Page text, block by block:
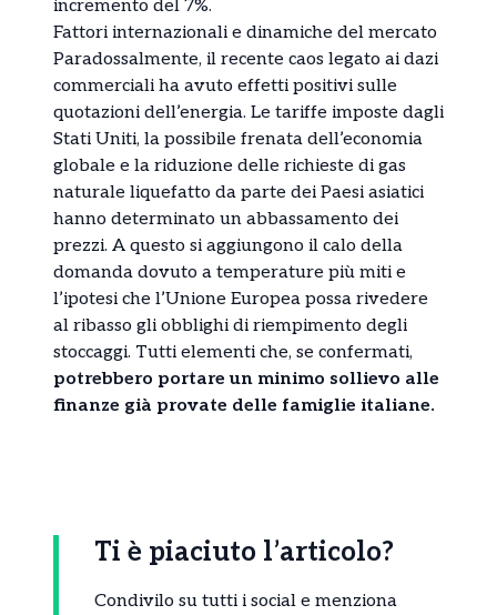
incremento del 7%.
Fattori internazionali e dinamiche del mercato
Paradossalmente, il recente caos legato ai dazi
commerciali ha avuto effetti positivi sulle
quotazioni dell’energia. Le tariffe imposte dagli
Stati Uniti, la possibile frenata dell’economia
globale e la riduzione delle richieste di gas
naturale liquefatto da parte dei Paesi asiatici
hanno determinato un abbassamento dei
prezzi. A questo si aggiungono il calo della
domanda dovuto a temperature più miti e
l’ipotesi che l’Unione Europea possa rivedere
al ribasso gli obblighi di riempimento degli
stoccaggi. Tutti elementi che, se confermati,
potrebbero portare un minimo sollievo alle
finanze già provate delle famiglie italiane.
Ti è piaciuto l’articolo?
Condivilo su tutti i social e menziona